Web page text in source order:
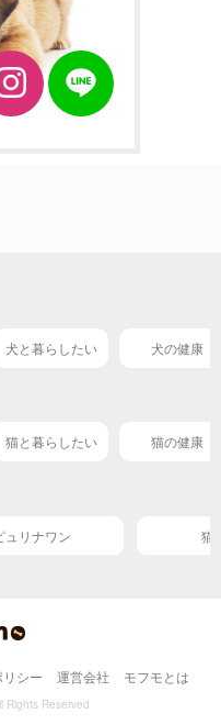
犬と暮らしたい 犬の健康
猫と暮らしたい 猫の健康
ュリナワン 猫
シー 運営会社 モフモとは
Rights Reserved